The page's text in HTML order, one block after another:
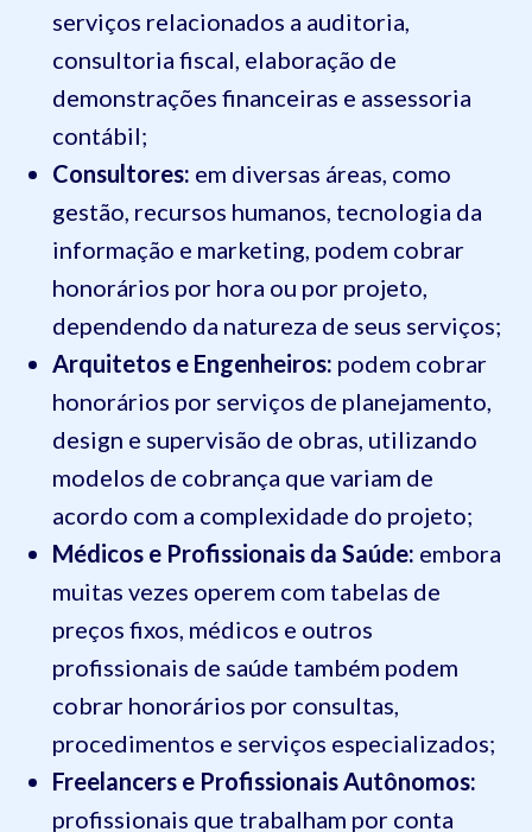
serviços relacionados a auditoria,
consultoria fiscal, elaboração de
demonstrações financeiras e assessoria
contábil;
Consultores: em diversas áreas, como
gestão, recursos humanos, tecnologia da
informação e marketing, podem cobrar
honorários por hora ou por projeto,
dependendo da natureza de seus serviços;
Arquitetos e Engenheiros: podem cobrar
honorários por serviços de planejamento,
design e supervisão de obras, utilizando
modelos de cobrança que variam de
acordo com a complexidade do projeto;
Médicos e Profissionais da Saúde: embora
muitas vezes operem com tabelas de
preços fixos, médicos e outros
profissionais de saúde também podem
cobrar honorários por consultas,
procedimentos e serviços especializados;
Freelancers e Profissionais Autônomos:
profissionais que trabalham por conta